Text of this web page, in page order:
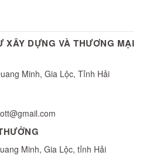
XÂY DỰNG VÀ THƯƠNG MẠI
Minh, Gia Lộc, Tỉnh Hải
Minh, Gia Lộc, tỉnh Hải